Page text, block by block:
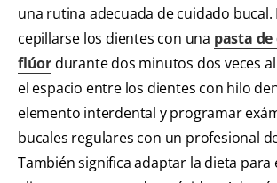
una rutina adecuada de cuidado bucal.
cepillarse los dientes con una pasta
flúordurante dos minutos dos veces
el espacio entre los dientes con hilo
elemento interdental y programar
bucales regulares con un profesional
También significa adaptar la dieta para